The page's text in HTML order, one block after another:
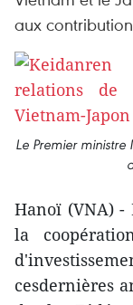
aux
Le Premier
Hanoï (VNA) -
la
cesdernières